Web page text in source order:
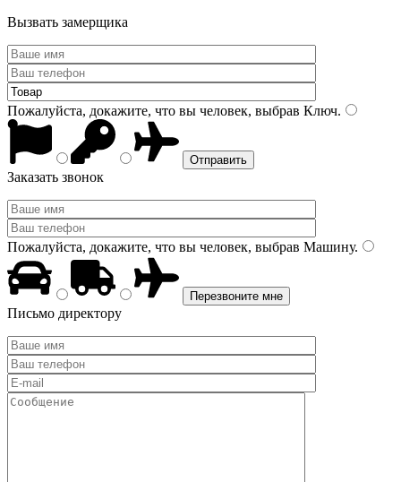
Вызвать замерщика
Пожалуйста, докажите, что вы человек, выбрав Ключ.
Заказать звонок
Пожалуйста, докажите, что вы человек, выбрав Машину.
Письмо директору